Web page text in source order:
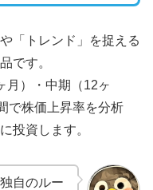
「トレンド」を捉える
です。
月）・中期（12ヶ
で株価上昇率を分析
投資します。
自のルー